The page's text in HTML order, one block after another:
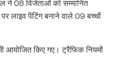
ने 08 विजेताओं को सम्मानित
लाइव पेंटिंग बनाने वाले 09 बच्चों
आयोजित किए गए। ट्रैफिक नियमों